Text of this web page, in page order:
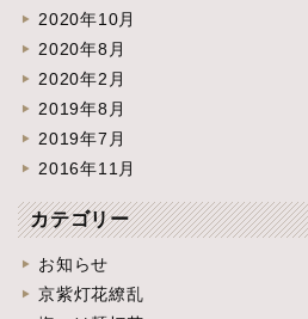
2020年10月
2020年8月
2020年2月
2019年8月
2019年7月
2016年11月
カテゴリー
お知らせ
京紫灯花繚乱